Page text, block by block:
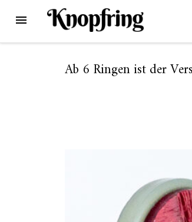
content
MENU
Ab 6 Ringen ist der